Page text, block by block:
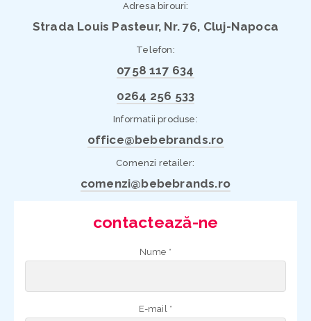
Adresa birouri:
Strada Louis Pasteur, Nr. 76, Cluj-Napoca
Telefon:
0758 117 634
0264 256 533
Informatii produse:
office@bebebrands.ro
Comenzi retailer:
comenzi@bebebrands.ro
contactează-ne
Nume *
E-mail *